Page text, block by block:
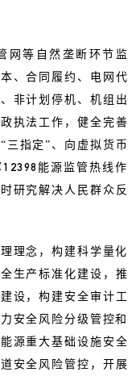
网等自然垄断环节监
、合同履约、电网代
非计划停机、机组出
执法工作，健全完善
三指定”、向虚拟货币
能源监管热线作
研究解决人民群众反
理念，构建科学量化
生产标准化建设，推
设，构建安全审计工
安全风险分级管控和
源重大基础设施安全
安全风险管控，开展